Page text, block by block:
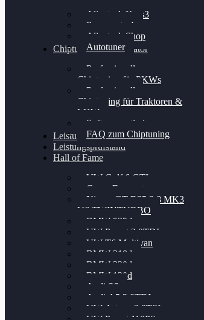
Alientech Kess3
Powergate 4
Alientech Shop
Autotuner
Chiptuning Konfigurator
Professionelles
Chiptuning für PKWs
Professionelles
Chiptuning für Traktoren &
LKW
Softwareoptimierung
FAQ zum Chiptuning
Leistungsmessung
Leistungsprüfstand
Hall of Fame
VW Golf 6 GTI
Cupra Formentor
Nissan GT-R35 3.8 MK3
V6 TWINTURBO
BMW 525d
VW Passat 2.0TDI
VW T6 Multivan
BMW 318d
BMW 320d
BMW 120d
Audi S6
Audi A5 3.0TDI
VW Arteon 2.0TSI